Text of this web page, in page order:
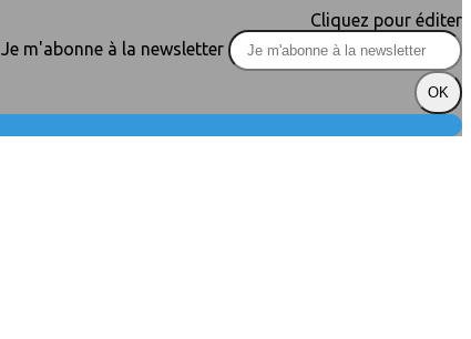
Cliquez pour éditer
Je m'abonne à la newsletter
OK